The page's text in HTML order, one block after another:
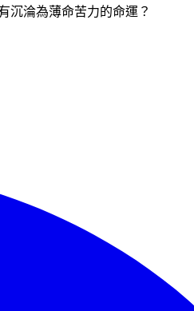
沉淪為薄命苦力的命運？